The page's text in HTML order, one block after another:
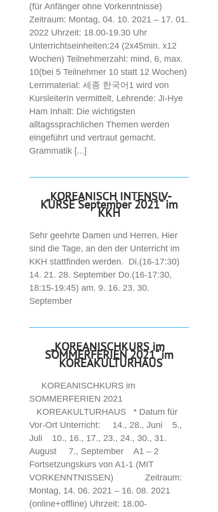
(für Anfänger ohne Vorkenntnisse)
Zeitraum: Montag, 04. 10. 2021 – 17. 01.
2022 Uhrzeit: 18.00-19.30 Uhr
Unterrichtseinheiten:24 (2x45min. x12
Wochen) Teilnehmerzahl: mind. 6, max.
10(bei 5 Teilnehmer 10 statt 12 Wochen)
Lernmaterial: 세종 한국어1 wird von
KursleiterIn vermittelt, Lehrende: Ji-Hye
Ham Inhalt: Die wichtigsten
alltagssprachlichen Themen werden
eingeführt und vertraut gemacht.
Grammatik [...]
„KOREANISCH INTENSIV-
KURSE September 2021“ im
KKH
Sehr geehrte Damen und Herren, Hier
sind die Tage, an den der Unterricht im
KKH stattfinden werden. Di.(16-17:30)
14. 21. 28. September Do.(16-17:30,
18:15-19:45) am. 9. 16. 23. 30.
September
„KOREANISCHKURS im
SOMMERFERIEN 2021“ im
KOREAKULTURHAUS
KOREANISCHKURS im
SOMMERFERIEN 2021
KOREAKULTURHAUS * Datum für
Vor-Ort Unterricht: 14., 28., Juni 5.,
Juli 10., 16., 17., 23., 24., 30., 31.
August 7., September A1 – 2
Fortsetzungskurs von A1-1 (MIT
VORKENNTNISSEN) Zeitraum:
Montag, 14. 06. 2021 – 16. 08. 2021
(online+offline) Uhrzeit: 18.00-